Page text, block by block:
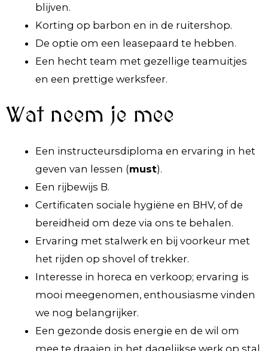
blijven.
Korting op barbon en in de ruitershop.
De optie om een leasepaard te hebben.
Een hecht team met gezellige teamuitjes
en een prettige werksfeer.
Wat neem je mee
Een instructeursdiploma en ervaring in het
geven van lessen (must).
Een rijbewijs B.
Certificaten sociale hygiëne en BHV, of de
bereidheid om deze via ons te behalen.
Ervaring met stalwerk en bij voorkeur met
het rijden op shovel of trekker.
Interesse in horeca en verkoop; ervaring is
mooi meegenomen, enthousiasme vinden
we nog belangrijker.
Een gezonde dosis energie en de wil om